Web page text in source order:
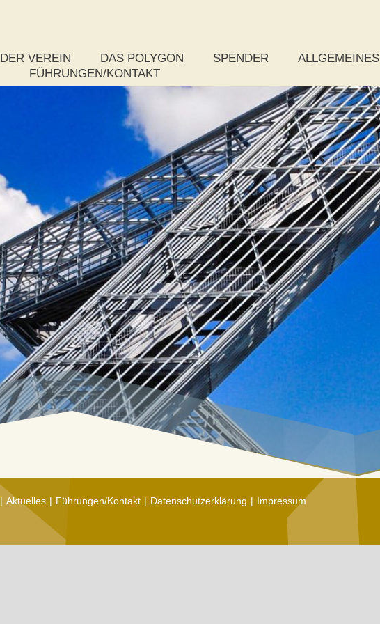
DER VEREIN
Mitgliedsantrag
DAS POLYGON
Rundflug
Was ist ein Polygon?
Zahlen, Daten und Fakten
Chronik zum Bau
Auszeichnungen
Publikationen
Wettbewerb
Projektsteuerung – Rückschau
SPENDER
So spenden Sie
Paket-Spender
Stufenspender
Weitere Spender
ALLGEMEINES
FÜHRUNGEN/KONTAKT
Aktuelles Führungen/Kontakt Datenschutzerklärung Impressum